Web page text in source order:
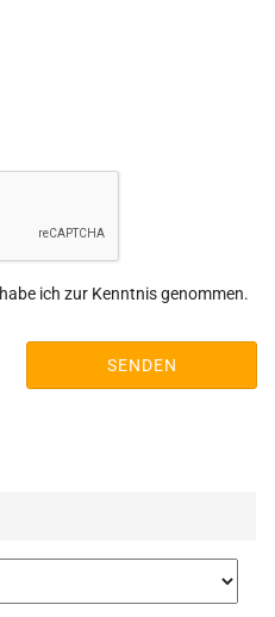
habe ich zur Kenntnis genommen.
SENDEN